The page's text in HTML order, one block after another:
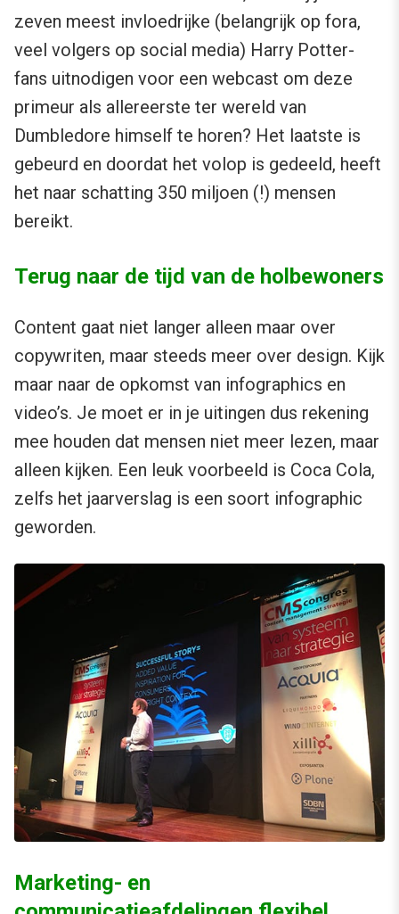
zeven meest invloedrijke (belangrijk op fora,
veel volgers op social media) Harry Potter-
fans uitnodigen voor een webcast om deze
primeur als allereerste ter wereld van
Dumbledore himself te horen? Het laatste is
gebeurd en doordat het volop is gedeeld, heeft
het naar schatting 350 miljoen (!) mensen
bereikt.
Terug naar de tijd van de holbewoners
Content gaat niet langer alleen maar over
copywriten, maar steeds meer over design. Kijk
maar naar de opkomst van infographics en
video’s. Je moet er in je uitingen dus rekening
mee houden dat mensen niet meer lezen, maar
alleen kijken. Een leuk voorbeeld is Coca Cola,
zelfs het jaarverslag is een soort infographic
geworden.
Marketing- en